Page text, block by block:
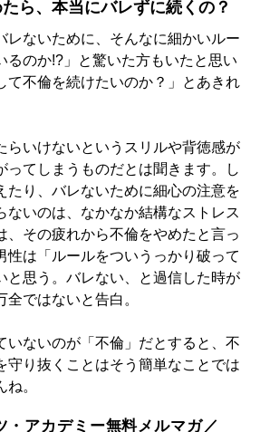
ら、本当にバレずに続くの？
レないために、そんなに細かいルー
るのか!?」と驚いた方もいたと思い
て不倫を続けたいのか？」とあきれ
いけないというスリルや背徳感が
ってしまうものだとは聞きます。し
たり、バレないために細心の注意を
ないのは、なかなか結構なストレス
、その疲れから不倫をやめたと言っ
性は「ルールをついうっかり破って
と思う。バレない、と過信した時が
ではないと告白。
ないのが「不倫」だとすると、不
守り抜くことはそう簡単なことでは
。
・アカデミー無料メルマガ／